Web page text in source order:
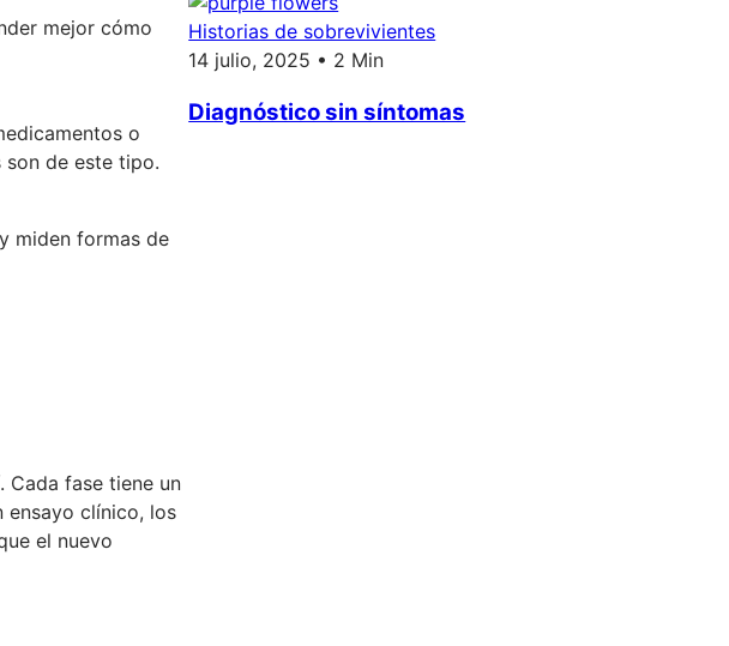
mejor cómo
o
son de este tipo.
miden formas de
Cada fase tiene un
ensayo clínico, los
el nuevo
Historias de sobrevivientes
14 julio, 2025 • 2 Min
Diagnóstico sin síntomas